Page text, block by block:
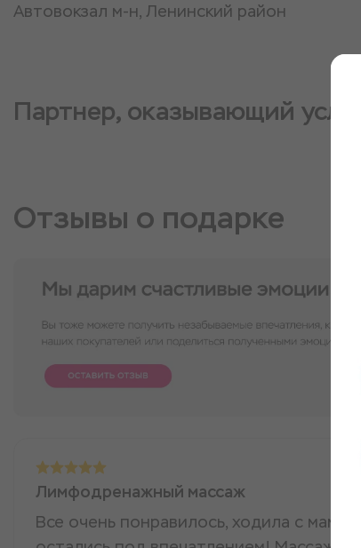
Автовокзал м-н, Ленинский район
Партнер, оказывающий
Отзывы о подарке
Лимфодренажный массаж
Все очень понравилось, ходила с мамой